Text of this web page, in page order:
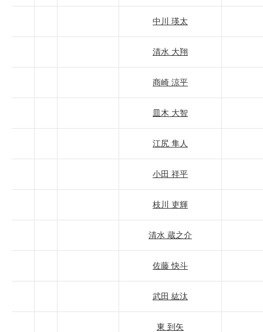
中川 瑛太
清水 大翔
商崎 涼平
皿木 大智
江尻 隼人
小田 祥平
枝川 吏輝
清水 蔵之介
佐藤 快斗
武田 紘汰
東 到矢